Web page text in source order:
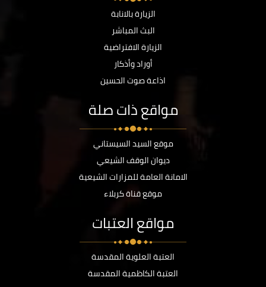
الزيارة بالانابة
البث المباشر
الزيارة الافتراضية
أوراد وأذكار
اذاعة صوت الحسين
مواقع ذات صلة
موقع السيد السيستاني
ديوان الوقف الشيعي
الامانة العامة للمزارات الشيعية
موقع قناة كربلاء
مواقع العتبات
العتبة العلوية المقدسة
العتبة الكاظمية المقدسة